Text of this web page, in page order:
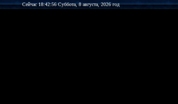
Сейчас 18:42:56 Суббота, 8 августа, 2026 год